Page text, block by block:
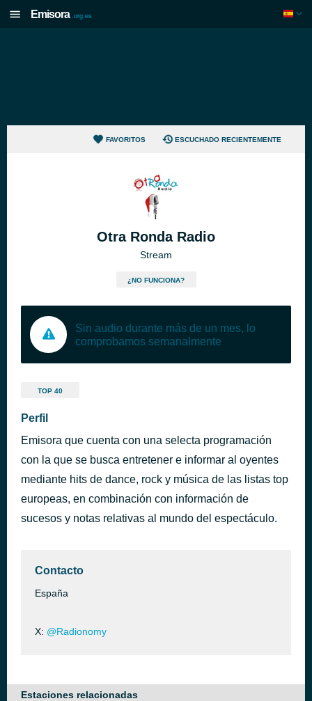
Emisora .org.es
FAVORITOS ESCUCHADO RECIENTEMENTE
Otra Ronda Radio
Stream
¿NO FUNCIONA?
Sin audio durante más de un mes, lo
comprobamos semanalmente
TOP 40
Perfil
Emisora que cuenta con una selecta programación
con la que se busca entretener e informar al oyentes
mediante hits de dance, rock y música de las listas top
europeas, en combinación con información de
sucesos y notas relativas al mundo del espectáculo.
Contacto
España
X: @Radionomy
Estaciones relacionadas